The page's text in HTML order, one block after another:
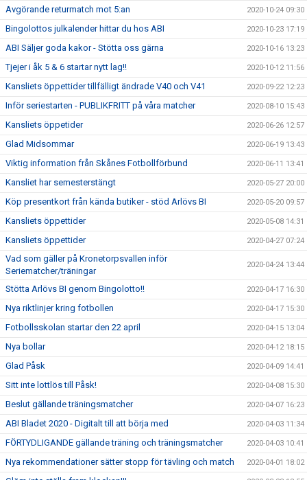
Avgörande returmatch mot 5:an 2020-10-24 09:30
Bingolottos julkalender hittar du hos ABI 2020-10-23 17:19
ABI Säljer goda kakor - Stötta oss gärna 2020-10-16 13:23
Tjejer i åk 5 & 6 startar nytt lag!! 2020-10-12 11:56
Kansliets öppettider tillfälligt ändrade V40 och V41 2020-09-22 12:23
Inför seriestarten - PUBLIKFRITT på våra matcher 2020-08-10 15:43
Kansliets öppetider 2020-06-26 12:57
Glad Midsommar 2020-06-19 13:43
Viktig information från Skånes Fotbollförbund 2020-06-11 13:41
Kansliet har semesterstängt 2020-05-27 20:00
Köp presentkort från kända butiker - stöd Arlövs BI 2020-05-20 09:57
Kansliets öppettider 2020-05-08 14:31
Kansliets öppettider 2020-04-27 07:24
Vad som gäller på Kronetorpsvallen inför
Seriematcher/träningar
2020-04-24 13:44
Stötta Arlövs BI genom Bingolotto!! 2020-04-17 16:30
Nya riktlinjer kring fotbollen 2020-04-17 15:30
Fotbollsskolan startar den 22 april 2020-04-15 13:04
Nya bollar 2020-04-12 18:15
Glad Påsk 2020-04-09 14:41
Sitt inte lottlös till Påsk! 2020-04-08 15:30
Beslut gällande träningsmatcher 2020-04-07 16:23
ABI Bladet 2020 - Digitalt till att börja med 2020-04-03 11:34
FÖRTYDLIGANDE gällande träning och träningsmatcher 2020-04-03 10:41
Nya rekommendationer sätter stopp för tävling och match 2020-04-01 18:02